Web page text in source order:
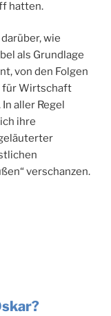
hatten.
wie
als Grundlage
von den Folgen
für Wirtschaft
aller Regel
ihre
verschanzen.